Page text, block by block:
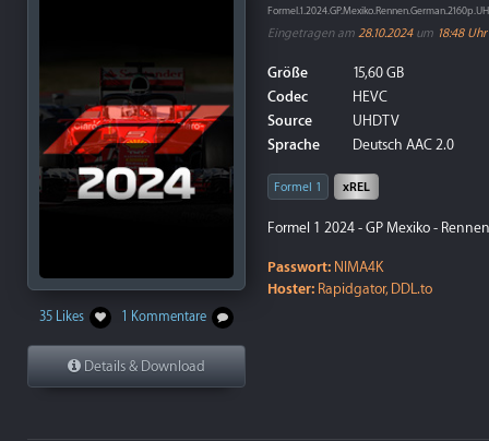
35 Likes 1 Kommentare
Details & Download
Eingetragen am 28.10.2024um 18:48 Uhr
Größe
15,60 GB
Codec
HEVC
Source
UHDTV
Sprache
Deutsch AAC 2.0
Formel 1 xREL
Formel 1 2024 - GP Mexiko -
Passwort: NIMA4K
Hoster: Rapidgator, DDL.to